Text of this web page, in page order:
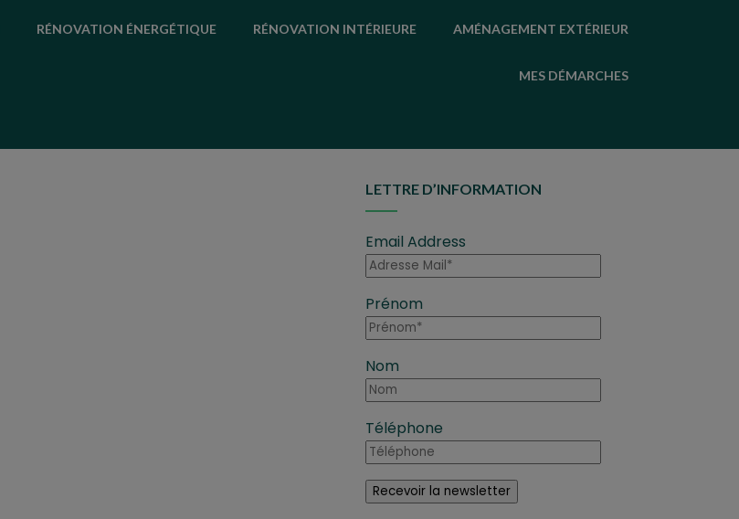
RÉNOVATION ÉNERGÉTIQUE RÉNOVATION INTÉRIEURE AMÉNAGEMENT EXTÉRIEUR
MES DÉMARCHES
LETTRE D’INFORMATION
Email Address
Prénom
Nom
Téléphone